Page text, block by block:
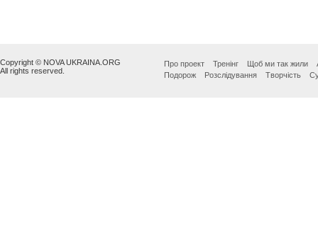
Copyright © NOVA UKRAINA.ORG
All rights reserved.
Про проект Тренінг Щоб ми так жили
Подорож
Розслідування Творчість